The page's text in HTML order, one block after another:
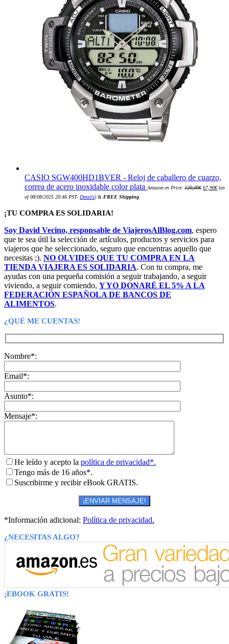
CASIO SGW400HD1BVER - Reloj de caballero de cuarzo,
correa de acero inoxidable color plata Amazon.es Price: 120,00€ precio
67,90€precio
(as
of 08/08/2025 20:46 PST- Details) & FREE Shipping
¡TU COMPRA ES SOLIDARIA!
Soy David Vecino, responsable de ViajerosAlBlog.com, espero
que te sea útil la selección de artículos, productos y servicios para
viajeros que he seleccionado, seguro que encuentras aquello que
necesitas ;). NO OLVIDES QUE TU COMPRA EN LA
TIENDA VIAJERA ES SOLIDARIA. Con tu compra, me
ayudas con una pequeña comisión a seguir trabajando, a seguir
viviendo, a seguir comiendo, Y YO DONARÉ EL 5% A LA
FEDERACIÓN ESPAÑOLA DE BANCOS DE
ALIMENTOS.
¿QUÉ ME CUENTAS!
Nombre*:
Email*:
Asunto*:
Mensaje*:
He leído y acepto la política de privacidad*.
Tengo más de 16 años*.
Suscribirme y recibir eBook GRATIS.
*Información adicional: Política de privacidad.
¿NECESITAS ALGO?
¡EBOOK GRATIS!